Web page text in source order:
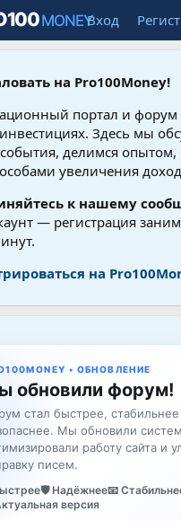
MONEYВход
на Pro100Money!
портал и форум
Здесь мы
делимся
увеличения
к нашему
— регистрация
на
• ОБНОВЛЕНИЕ
обновили форум!
стал быстрее, стабильнее
Мы обновили
работу сайта и
писем.
🛡️ Надёжнее📧
версия